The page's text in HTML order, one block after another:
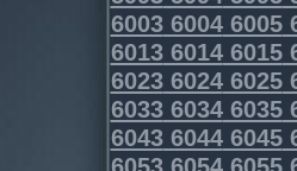
600360046005
601360146015
602360246025
603360346035
604360446045